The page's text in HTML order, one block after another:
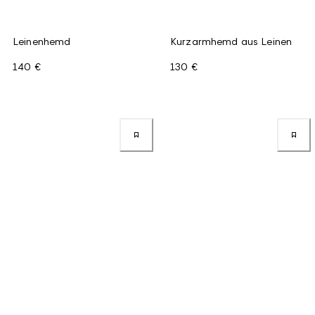
Leinenhemd
140 €
Kurzarmhemd aus Leinen
130 €